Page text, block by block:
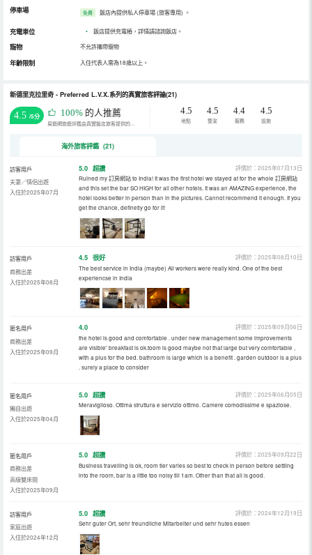
停車場 免費 飯店內提供私人停車場 (旅客專用) 。
充電車位 • 飯店提供充電樁，詳情請諮詢飯店。
寵物 不允許攜帶寵物
年齡限制 入住代表人需為18歲以上。
新德里克拉里奇 - Preferred L.V.X.系列的真實旅客評論(21)
4.5 /5分 100% 的人推薦
易遊網旅遊評鑑由真實飯店旅客提供的評鑑。
4.5
地點
4.5
整潔
4.4
服務
4.5
設施
海外旅客評鑑 (21)
訪客用戶
夫妻／情侶出遊
入住於2025年07月
5.0 超讚
評價於：2025年07月13日
Ruined my 訂房網站 to India! It was the first hotel we stayed at for the whole 訂房網站
and this set the bar SO HIGH for all other hotels. It was an AMAZING experience, the
hotel looks better in person than in the pictures. Cannot recommend it enough. If you
get the chance, definetly go for it!
訪客用戶
商務出差
入住於2025年08月
4.5 很好
評價於：2025年08月10日
The best service in India (maybe) All workers were really kind. One of the best
experiencse in India
匿名用戶
商務出差
入住於2025年09月
4.0
評價於：2025年09月06日
the hotel is good and comfortable . under new management some improvements
are visible' breakfast is ok.toom is good maybe not that large but very comfortable ,
with a plus for the bed. bathroom is large which is a benefit . garden outdoor is a plus
. surely a place to consider
匿名用戶
獨自出遊
入住於2025年04月
5.0 超讚
評價於：2025年06月05日
Meraviglioso. Ottima struttura e servizio ottimo. Camere comodissime e spaziose.
匿名用戶
商務出差
高級雙床間
入住於2025年09月
5.0 超讚
評價於：2025年09月22日
Business travelling is ok, room tier varies so best to check in person before settling
into the room, bar is a little too noisy till 1am. Other than that all is good.
訪客用戶
家庭出遊
入住於2024年12月
5.0 超讚
評價於：2024年12月19日
Sehr guter Ort, sehr freundliche Mitarbeiter und sehr hutes essen